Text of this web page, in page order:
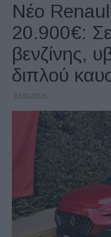
Nέο
20.900€: Σε
βενζίνης,
διπλού
02/02/2026